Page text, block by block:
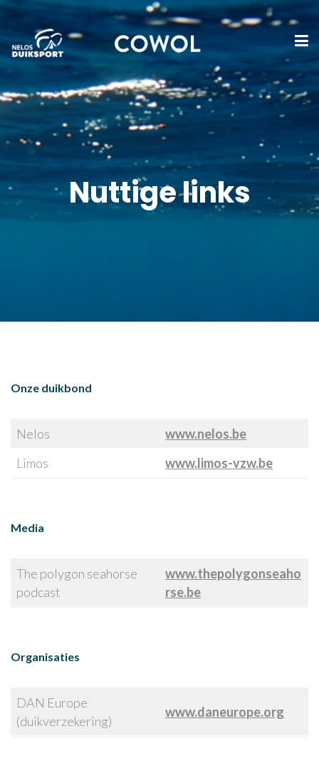
Nuttige links
Onze duikbond
Nelos
www.nelos.be
Limos
www.limos-vzw.be
Media
The polygon seahorse
podcast
www.thepolygonseaho
rse.be
Organisaties
DAN Europe
(duikverzekering)
www.daneurope.org